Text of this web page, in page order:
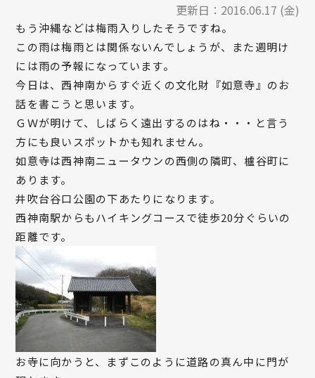
更新日： 2016.06.17 (金)
もう沖縄などは梅雨入りしたそうですね。
この雨は梅雨とは関係ないんでしょうが、また週明け
には雨の予報になっています。
今日は、西神南からすぐ近くの文化財『如意寺』のお
話を書こうと思います。
ＧＷが明けて、しばらく遠出するのはね・・・と言う
方にも良いスポットかも知れません。
如意寺は西神南ニュータウンの西側の隣町、櫨谷町に
あります。
井吹台谷口公園の下あたりになります。
西神南駅からもハイキングコースで徒歩20分ぐらいの
距離です。
お寺に向かうと、まずこのように道路の真ん中に門が